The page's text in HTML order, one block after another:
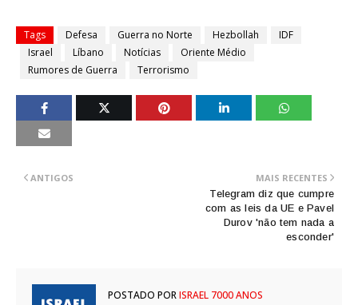
Tags Defesa Guerra no Norte Hezbollah
IDF
Israel
Líbano Notícias
Oriente Médio
Rumores de Guerra
Terrorismo
MAIS RECENTES
Telegram diz que cumpre
com as leis da UE e Pavel
Durov 'não tem nada a
esconder'
ANTIGOS
POSTADO PORISRAEL 7000 ANOS